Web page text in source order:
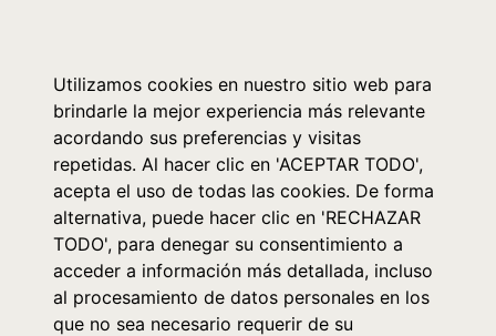
Utilizamos cookies en nuestro sitio web para
brindarle la mejor experiencia más relevante
acordando sus preferencias y visitas
repetidas. Al hacer clic en 'ACEPTAR TODO',
acepta el uso de todas las cookies. De forma
alternativa, puede hacer clic en 'RECHAZAR
TODO', para denegar su consentimiento a
acceder a información más detallada, incluso
al procesamiento de datos personales en los
que no sea necesario requerir de su